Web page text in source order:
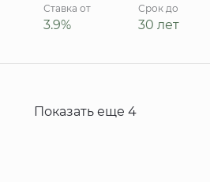
Ставка от
3.9%
Срок до
30 лет
Показать еще 4